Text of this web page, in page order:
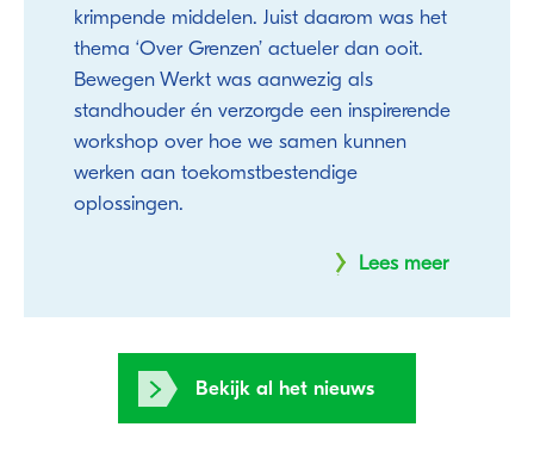
krimpende middelen. Juist daarom was het
thema ‘Over Grenzen’ actueler dan ooit.
Bewegen Werkt was aanwezig als
standhouder én verzorgde een inspirerende
workshop over hoe we samen kunnen
werken aan toekomstbestendige
oplossingen.
Lees meer
Bekijk al het nieuws